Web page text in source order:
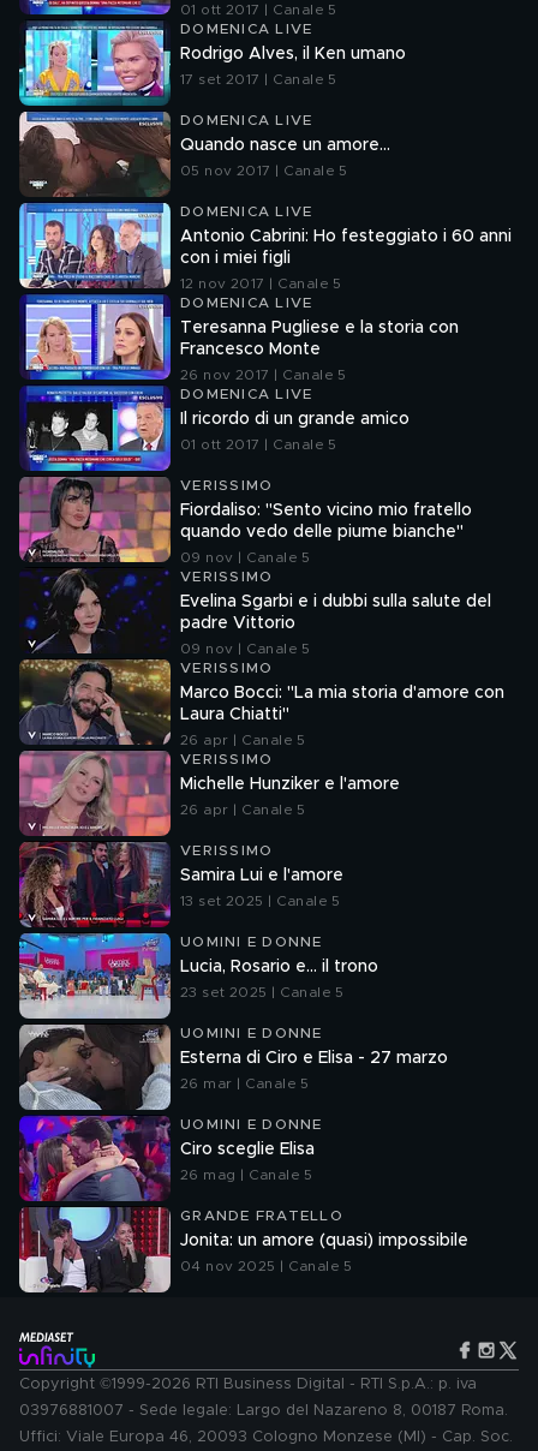
01 ott 2017 | Canale 5
DOMENICA LIVE
Rodrigo Alves, il Ken umano
17 set 2017 | Canale 5
DOMENICA LIVE
Quando nasce un amore...
05 nov 2017 | Canale 5
DOMENICA LIVE
Antonio Cabrini: Ho festeggiato i 60 anni
con i miei figli
12 nov 2017 | Canale 5
DOMENICA LIVE
Teresanna Pugliese e la storia con
Francesco Monte
26 nov 2017 | Canale 5
DOMENICA LIVE
Il ricordo di un grande amico
01 ott 2017 | Canale 5
VERISSIMO
Fiordaliso: "Sento vicino mio fratello
quando vedo delle piume bianche"
09 nov | Canale 5
VERISSIMO
Evelina Sgarbi e i dubbi sulla salute del
padre Vittorio
09 nov | Canale 5
VERISSIMO
Marco Bocci: "La mia storia d'amore con
Laura Chiatti"
26 apr | Canale 5
VERISSIMO
Michelle Hunziker e l'amore
26 apr | Canale 5
VERISSIMO
Samira Lui e l'amore
13 set 2025 | Canale 5
UOMINI E DONNE
Lucia, Rosario e... il trono
23 set 2025 | Canale 5
UOMINI E DONNE
Esterna di Ciro e Elisa - 27 marzo
26 mar | Canale 5
UOMINI E DONNE
Ciro sceglie Elisa
26 mag | Canale 5
GRANDE FRATELLO
Jonita: un amore (quasi) impossibile
04 nov 2025 | Canale 5
Copyright ©1999-2026 RTI Business Digital - RTI S.p.A.: p. iva
03976881007 - Sede legale: Largo del Nazareno 8, 00187 Roma.
Uffici: Viale Europa 46, 20093 Cologno Monzese (MI) - Cap. Soc.